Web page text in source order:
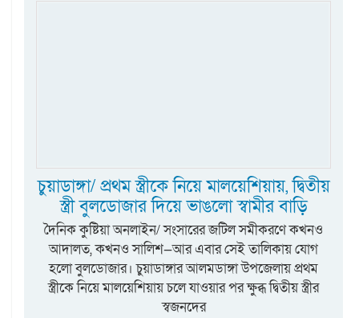
চুয়াডাঙ্গা/ প্রথম স্ত্রীকে নিয়ে মালয়েশিয়ায়, দ্বিতীয়
স্ত্রী বুলডোজার দিয়ে ভাঙলো স্বামীর বাড়ি
দৈনিক কুষ্টিয়া অনলাইন/ সংসারের জটিল সমীকরণে কখনও
আদালত, কখনও সালিশ—আর এবার সেই তালিকায় যোগ
হলো বুলডোজার। চুয়াডাঙ্গার আলমডাঙ্গা উপজেলায় প্রথম
স্ত্রীকে নিয়ে মালয়েশিয়ায় চলে যাওয়ার পর ক্ষুব্ধ দ্বিতীয় স্ত্রীর
স্বজনদের